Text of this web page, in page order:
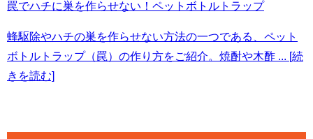
罠でハチに巣を作らせない！ペットボトルトラップ
蜂駆除やハチの巣を作らせない方法の一つである、ペット
ボトルトラップ（罠）の作り方をご紹介。焼酎や木酢 ... [続
きを読む]